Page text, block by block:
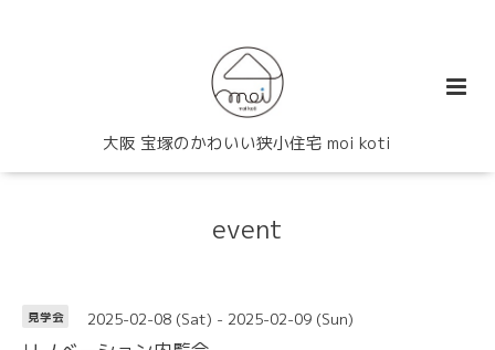
大阪 宝塚のかわいい狭小住宅 moi koti
event
見学会 2025-02-08 (Sat) - 2025-02-09 (Sun)